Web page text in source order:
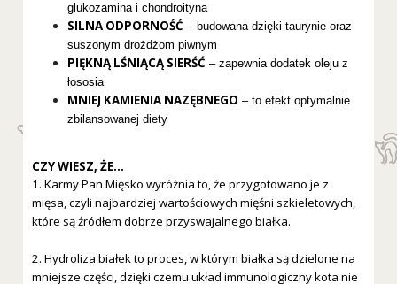
glukozamina i chondroityna
SILNA ODPORNOŚĆ – budowana dzięki taurynie oraz
suszonym drożdżom piwnym
PIĘKNĄ LŚNIĄCĄ SIERŚĆ – zapewnia dodatek oleju z
łososia
MNIEJ KAMIENIA NAZĘBNEGO – to efekt optymalnie
zbilansowanej diety
CZY WIESZ, ŻE…
1. Karmy Pan Mięsko wyróżnia to, że przygotowano je z
mięsa, czyli najbardziej wartościowych mięśni szkieletowych,
które są źródłem dobrze przyswajalnego białka.
2. Hydroliza białek to proces, w którym białka są dzielone na
mniejsze części, dzięki czemu układ immunologiczny kota nie